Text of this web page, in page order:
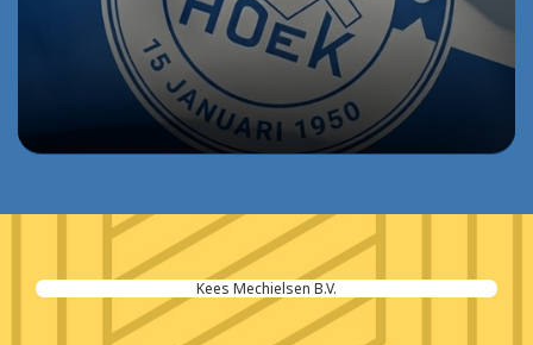
Kees Mechielsen B.V.